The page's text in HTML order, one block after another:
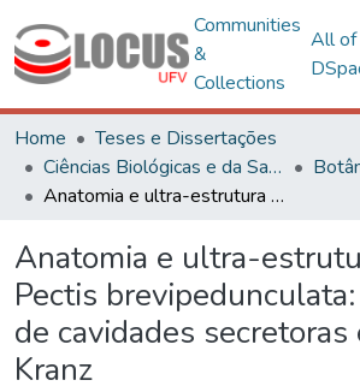
Communities
&
Collections
All of
Home
Teses e Dissertações
Ciências Biológicas e da Saúde
Anatomia e ultra-estrutura foliar de Pectis brevipedunculata: ontogenia de cavidades secretoras e estrutura Kranz
Anatomia e ultra-
Pectis
de cavidades
Kranz